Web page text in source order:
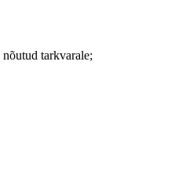
tarkvarale;